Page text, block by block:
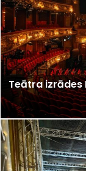
Teātra izrādes